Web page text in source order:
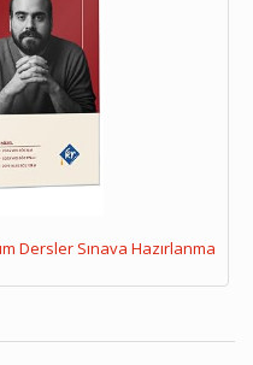
Dersler Sınava Hazırlanma